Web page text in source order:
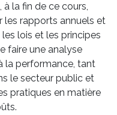
la fin de ce cours,
les rapports annuels et
lois et les principes
faire une analyse
la performance, tant
le secteur public et
pratiques en matière